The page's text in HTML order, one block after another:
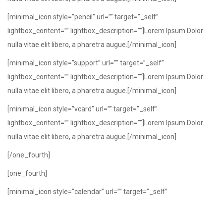
[minimal_icon style=”pencil” url=”” target=”_self”
lightbox_content=”” lightbox_description=””]Lorem Ipsum Dolor
nulla vitae elit libero, a pharetra augue.[/minimal_icon]
[minimal_icon style=”support” url=”” target=”_self”
lightbox_content=”” lightbox_description=””]Lorem Ipsum Dolor
nulla vitae elit libero, a pharetra augue.[/minimal_icon]
[minimal_icon style=”vcard” url=”” target=”_self”
lightbox_content=”” lightbox_description=””]Lorem Ipsum Dolor
nulla vitae elit libero, a pharetra augue.[/minimal_icon]
[/one_fourth]
[one_fourth]
[minimal_icon style=”calendar” url=”” target=”_self”